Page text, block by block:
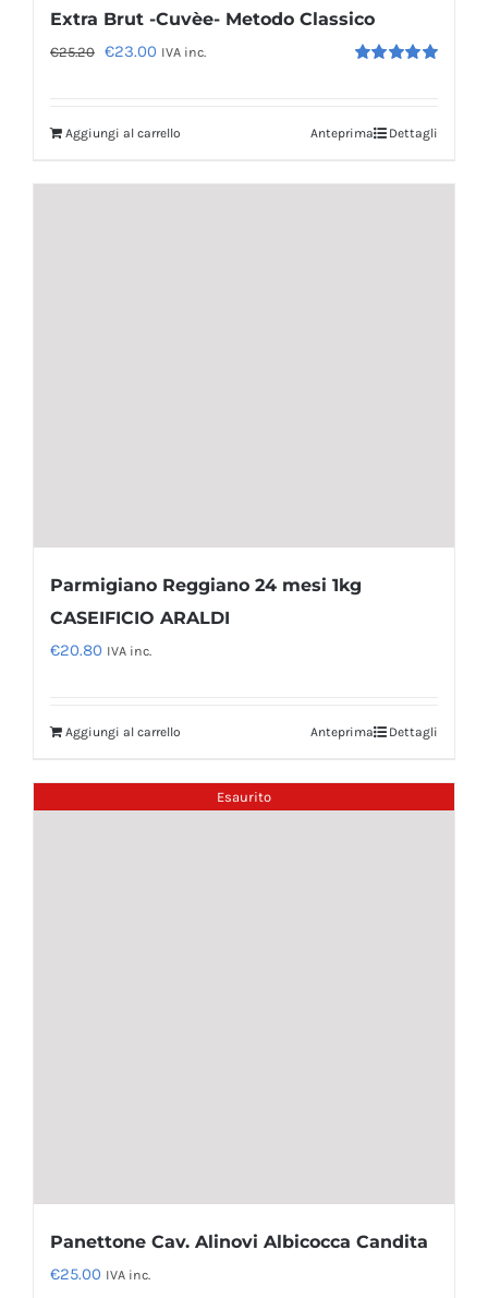
Extra Brut -Cuvèe- Metodo Classico
€25.20 Il
era:
€23.00 Il
è:
IVA inc.
Aggiungi al carrello Dettagli
Anteprima
Parmigiano Reggiano 24 mesi 1kg
CASEIFICIO ARALDI
€20.80 IVA inc.
Aggiungi al carrello Dettagli
Anteprima
Esaurito
Panettone Cav. Alinovi Albicocca Candita
€25.00 IVA inc.